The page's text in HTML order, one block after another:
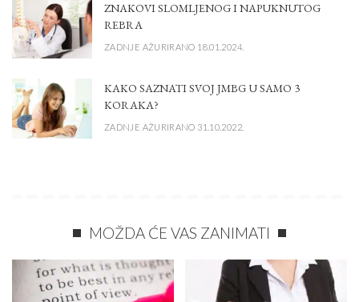
ZNAKOVI SLOMLJENOG I NAPUKNUTOG
REBRA
ZADNJE AŽURIRANO 18.01.2024.
KAKO SAZNATI SVOJ JMBG U SAMO 3
KORAKA?
ZADNJE AŽURIRANO 31.10.2022.
MOŽDA ĆE VAS ZANIMATI